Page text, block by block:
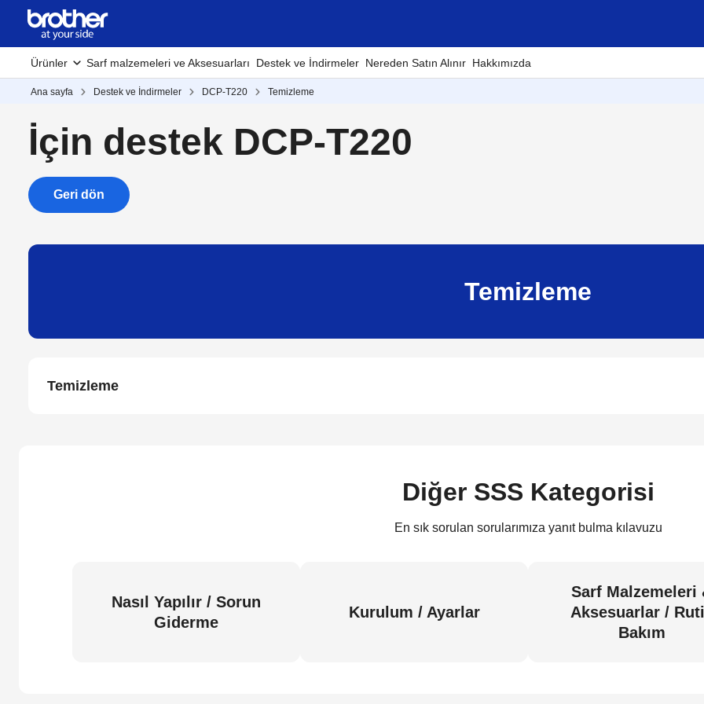
Ürünler Sarf malzemeleri ve Aksesuarları Destek ve İndirmeler Nereden Satın Alınır Hakkımızda
Ana sayfa Destek ve İndirmeler DCP-T220 Temizleme
İçin destek DCP-T220
Geri dön
Temizleme
Temizleme
Diğer SSS Kategorisi
En sık sorulan sorularımıza yanıt bulma kılavuzu
Nasıl Yapılır / Sorun
Giderme
Kurulum / Ayarlar
Sarf Malzemeleri
Aksesuarlar /
Bakım